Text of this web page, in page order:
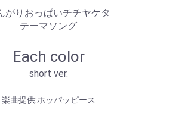
がりおっぱいチチヤケタ
テーマソング
Each color
short ver.
楽曲提供:ホッパッピース